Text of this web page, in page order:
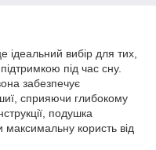
вибір для тих,
під час сну.
забезпечує
сприяючи глибокому
подушка
користь від